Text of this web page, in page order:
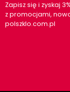
Zapisz się i zyskaj
z promocjami,
polszklo.com.pl